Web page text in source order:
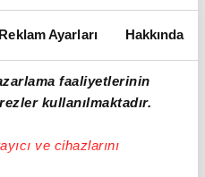
Reklam Ayarları Hakkında
faaliyetlerinin
kullanılmaktadır.
ve cihazlarını